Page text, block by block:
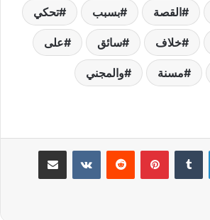
القصة بسبب تحكي
خلاف سائق على
مسنة والمجني
لينكدإن بينتيريست مشاركة عبر البريد